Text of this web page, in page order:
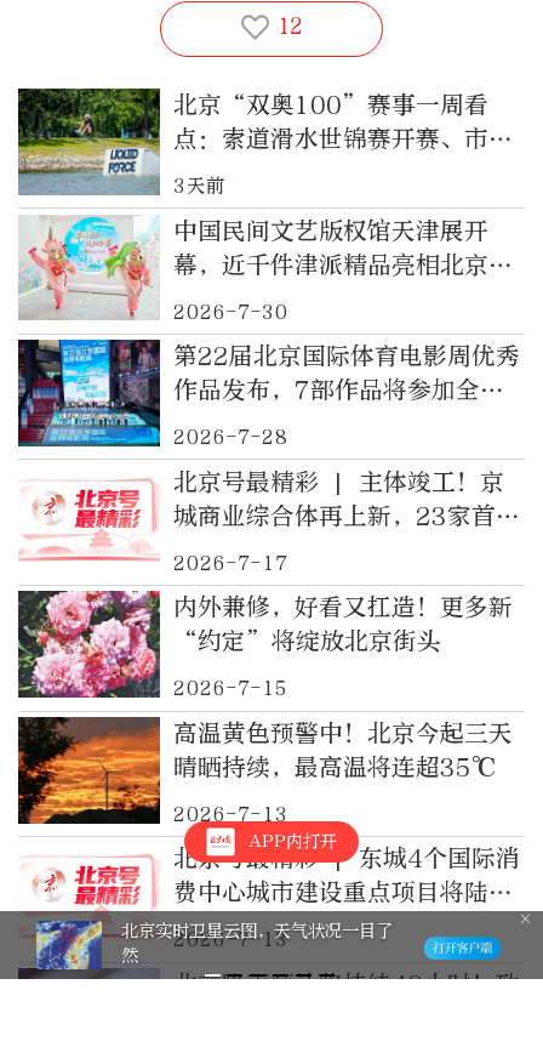
12
北京“双奥100”赛事一周看
点：索道滑水世锦赛开赛、市运
会开幕、百队杯开踢…… 8月初
京城赛场有点忙
3天前
中国民间文艺版权馆天津展开
幕，近千件津派精品亮相北京前
门
2026-7-30
第22届北京国际体育电影周优秀
作品发布，7部作品将参加全球
总决赛
2026-7-28
北京号最精彩 | 主体竣工！京
城商业综合体再上新，23家首店
将入驻
2026-7-17
内外兼修，好看又扛造！更多新
“约定”将绽放北京街头
2026-7-15
高温黄色预警中！北京今起三天
晴晒持续，最高温将连超35℃
2026-7-13
北京号最精彩 | 东城4个国际消
费中心城市建设重点项目将陆续
开业亮相
2026-7-13
北京降雨预计将持续40小时！致
APP内打开
北京实时卫星云图，天气状况一目了
然